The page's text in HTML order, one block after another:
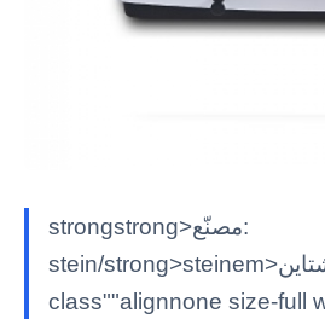
strongstrong>مصنّع:
stein/strong>steinem>كالشتاين simg
class""alignnone size-full